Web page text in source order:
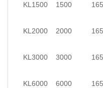
KL1500 1500
KL2000 2000
KL3000 3000
KL6000 6000